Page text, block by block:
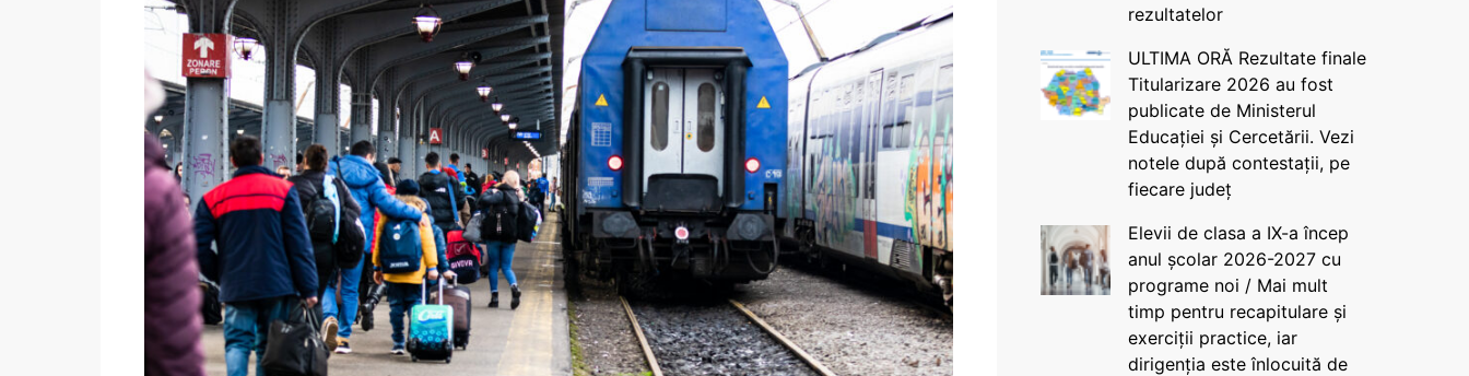
rezultatelor
ULTIMA ORĂ Rezultate finale
Titularizare 2026 au fost
publicate de Ministerul
Educației și Cercetării. Vezi
notele după contestații, pe
fiecare județ
Elevii de clasa a IX-a încep
anul școlar 2026-2027 cu
programe noi / Mai mult
timp pentru recapitulare și
exerciții practice, iar
dirigenția este înlocuită de